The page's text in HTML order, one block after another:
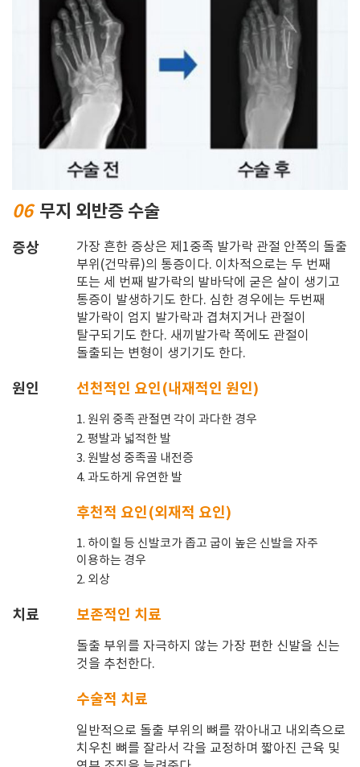
06 무지 외반증 수술
증상
가장 흔한 증상은 제1중족 발가락 관절 안쪽의 돌출
부위(건막류)의 통증이다. 이차적으로는 두 번째
또는 세 번째 발가락의 발바닥에 굳은 살이 생기고
통증이 발생하기도 한다. 심한 경우에는 두번째
발가락이 엄지 발가락과 겹쳐지거나 관절이
탈구되기도 한다. 새끼발가락 쪽에도 관절이
돌출되는 변형이 생기기도 한다.
원인 선천적인 요인(내재적인 원인)
1. 원위 중족 관절면 각이 과다한 경우
2. 평발과 넓적한 발
3. 원발성 중족골 내전증
4. 과도하게 유연한 발
후천적 요인(외재적 요인)
1. 하이힐 등 신발코가 좁고 굽이 높은 신발을 자주
이용하는 경우
2. 외상
치료 보존적인 치료
돌출 부위를 자극하지 않는 가장 편한 신발을 신는
것을 추천한다.
수술적 치료
일반적으로 돌출 부위의 뼈를 깎아내고 내외측으로
치우친 뼈를 잘라서 각을 교정하며 짧아진 근육 및